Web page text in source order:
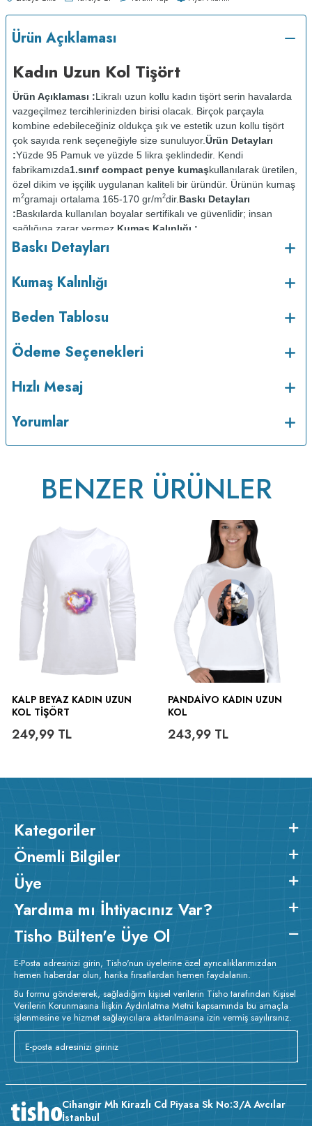
Ürün Açıklaması
Kadın Uzun Kol Tişört
Ürün Açıklaması :Likralı uzun kollu kadın tişört serin havalarda
vazgeçilmez tercihlerinizden birisi olacak. Birçok parçayla
kombine edebileceğiniz oldukça şık ve estetik uzun kollu tişört
çok sayıda renk seçeneğiyle size sunuluyor.Ürün Detayları
:Yüzde 95 Pamuk ve yüzde 5 likra şeklindedir. Kendi
fabrikamızda1.sınıf compact penye kumaşkullanılarak üretilen,
özel dikim ve işçilik uygulanan kaliteli bir üründür. Ürünün kumaş
m2gramajı ortalama 165-170 gr/m2dir. Baskı Detayları
:Baskılarda kullanılan boyalar sertifikalı ve güvenlidir; insan
sağlığına zarar vermez. Kumaş Kalınlığı :
yapılmaz.
Kurutma makinesinde kurutulmaz. Orta ısıda ve tersten
ütülenir.
Baskı Detayları
Kumaş Kalınlığı
Beden Tablosu
Ödeme Seçenekleri
Hızlı Mesaj
Yorumlar
BENZER ÜRÜNLER
KALP BEYAZ KADIN UZUN
KOL TIŞÖRT
249,99 TL
PANDAIVO KADIN UZUN
KOL
243,99TL
Kategoriler
Önemli Bilgiler
Üye
Yardıma mı İhtiyacınız Var?
Tisho Bülten'e Üye Ol
E-Posta adresinizi girin, Tisho'nun üyelerine özel ayrıcalıklarımızdan
hemen haberdar olun, harika fırsatlardan hemen faydalanın.
Bu formu göndererek, sağladığım kişisel verilerin Tisho tarafından Kişisel
Verilerin Korunmasına İlişkin Aydınlatma Metni kapsamında bu amaçla
işlenmesine ve hizmet sağlayıcılara aktarılmasına izin vermiş sayılırsınız.
Cihangir Mh Kirazlı Cd Piyasa Sk No:3/A Avcılar
İstanbul